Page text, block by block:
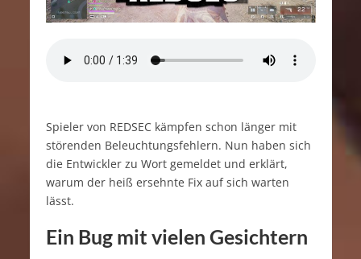
Spieler von REDSEC kämpfen schon länger mit
störenden Beleuchtungsfehlern. Nun haben sich
die Entwickler zu Wort gemeldet und erklärt,
warum der heiß ersehnte Fix auf sich warten
lässt.
Ein Bug mit vielen Gesichtern